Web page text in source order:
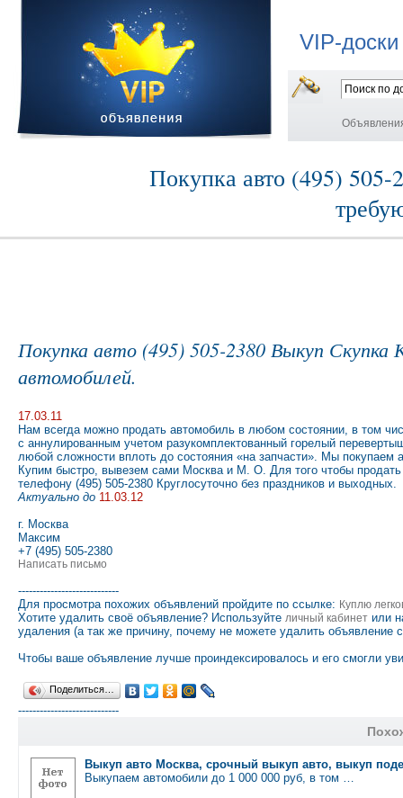
VIP-
Покупка авто (495)
Покупка авто (495) 505-2380 Выкуп
автомобилей.
17.03.11
Нам всегда можно продать автомобиль в любом состоянии, в том
с аннулированным учетом разукомплектованный горелый
любой сложности вплоть до состояния «на запчасти». Мы
Купим быстро, вывезем сами Москва и М. О. Для того чтобы
телефону (495) 505-2380 Круглосуточно без праздников и выходных.
Актуально до 11.03.12
г. Москва
Максим
+7 (495) 505-2380
Написать письмо
----------------------------
Для просмотра похожих объявлений пройдите по ссылке: Куплю
Хотите удалить своё объявление? Используйте личный кабинет или
удаления (а так же причину, почему не можете удалить объявление
Чтобы ваше объявление лучше проиндексировалось и его смогли
Поделиться…
----------------------------
Выкуп авто Москва, срочный выкуп авто, выкуп
Выкупаем автомобили до 1 000 000 руб, в том …